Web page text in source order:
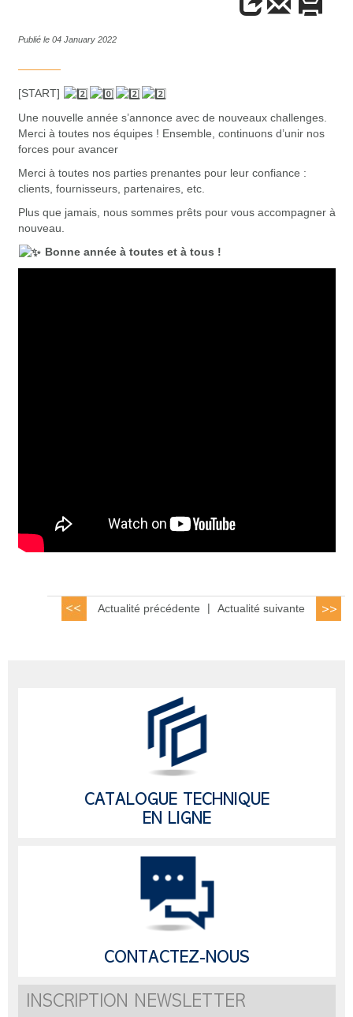
Publié le 04 January 2022
[START]
Une nouvelle année s’annonce avec de nouveaux challenges.
Merci à toutes nos équipes ! Ensemble, continuons d’unir nos
forces pour avancer
Merci à toutes nos parties prenantes pour leur confiance :
clients, fournisseurs, partenaires, etc.
Plus que jamais, nous sommes prêts pour vous accompagner à
nouveau.
Bonne année à toutes et à tous !
Actualité précédente Actualité suivante
CATALOGUE TECHNIQUE
EN LIGNE
CONTACTEZ-NOUS
INSCRIPTION NEWSLETTER